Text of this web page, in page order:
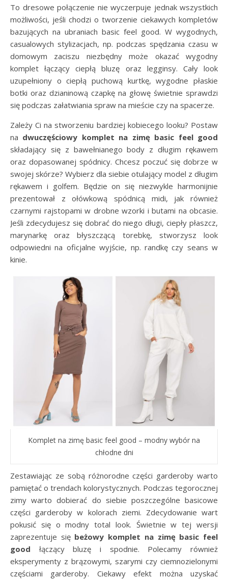
To dresowe połączenie nie wyczerpuje jednak wszystkich
możliwości, jeśli chodzi o tworzenie ciekawych kompletów
bazujących na ubraniach basic feel good. W wygodnych,
casualowych stylizacjach, np. podczas spędzania czasu w
domowym zaciszu niezbędny może okazać wygodny
komplet łączący ciepłą bluzę oraz legginsy. Cały look
uzupełniony o ciepłą puchową kurtkę, wygodne płaskie
botki oraz dzianinową czapkę na głowę świetnie sprawdzi
się podczas załatwiania spraw na mieście czy na spacerze.
Zależy Ci na stworzeniu bardziej kobiecego looku? Postaw
na dwuczęściowy komplet na zimę basic feel good
składający się z bawełnianego body z długim rękawem
oraz dopasowanej spódnicy. Chcesz poczuć się dobrze w
swojej skórze? Wybierz dla siebie otulający model z długim
rękawem i golfem. Będzie on się niezwykle harmonijnie
prezentował z ołówkową spódnicą midi, jak również
czarnymi rajstopami w drobne wzorki i butami na obcasie.
Jeśli zdecydujesz się dobrać do niego długi, ciepły płaszcz,
marynarkę oraz błyszczącą torebkę, stworzysz look
odpowiedni na oficjalne wyjście, np. randkę czy seans w
kinie.
Komplet na zimę basic feel good – modny wybór na
chłodne dni
Zestawiając ze sobą różnorodne części garderoby warto
pamiętać o trendach kolorystycznych. Podczas tegorocznej
zimy warto dobierać do siebie poszczególne basicowe
części garderoby w kolorach ziemi. Zdecydowanie wart
pokusić się o modny total look. Świetnie w tej wersji
zaprezentuje się beżowy komplet na zimę basic feel
good łączący bluzę i spodnie. Polecamy również
eksperymenty z brązowymi, szarymi czy ciemnozielonymi
częściami garderoby. Ciekawy efekt można uzyskać